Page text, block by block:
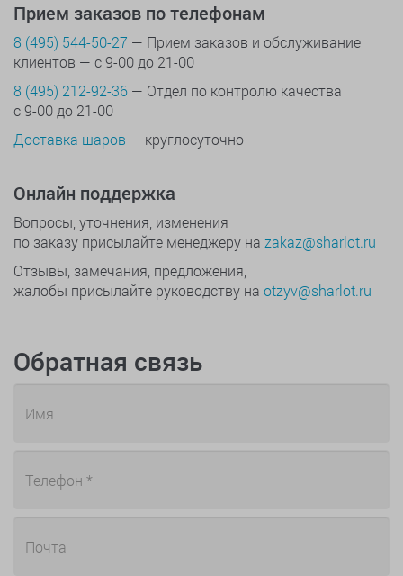
Прием заказов по телефонам
8 (495) 544-50-27 — Прием заказов и обслуживание
клиентов — с 9-00 до 21-00
8 (495) 212-92-36 — Отдел по контролю качества
с 9-00 до 21-00
Доставка шаров — круглосуточно
Онлайн поддержка
Вопросы, уточнения, изменения
по заказу присылайте менеджеру на zakaz@sharlot.ru
Отзывы, замечания, предложения,
жалобы присылайте руководству на otzyv@sharlot.ru
Обратная связь